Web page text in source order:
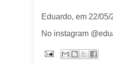
Eduardo, em 22/05/
No instagram